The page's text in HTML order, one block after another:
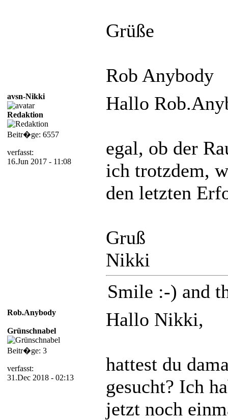
Grüße
Rob Anybody
avsn-Nikki
Redaktion
Beitr�ge: 6557
verfasst:
16.Jun 2017 - 11:08
Hallo
egal, ob der
ich trotzdem,
den letzten
Gruß
Nikki
Smile :-) and
Rob.Anybody
Grünschnabel
Beitr�ge: 3
verfasst:
31.Dec 2018 - 02:13
Hallo Nikki,
hattest du
gesucht? Ich
jetzt noch